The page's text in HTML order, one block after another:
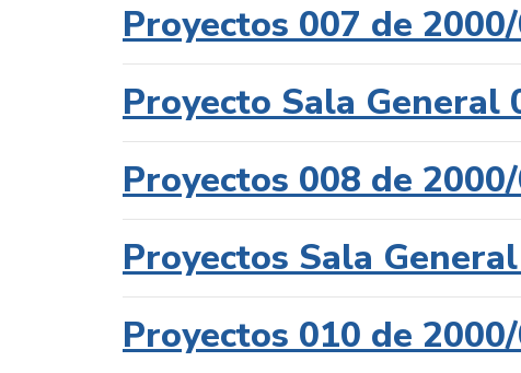
Proyectos 007 de
Proyecto Sala General
Proyectos 008 de
Proyectos Sala
Proyectos 010 de